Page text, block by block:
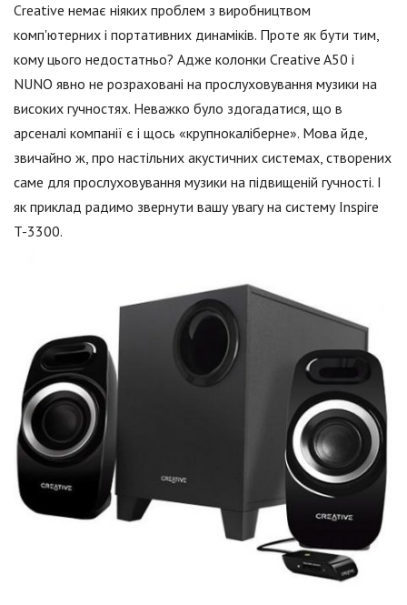
Creative немає ніяких проблем з виробництвом
комп'ютерних і портативних динаміків. Проте як бути тим,
кому цього недостатньо? Адже колонки Creative A50 і
NUNO явно не розраховані на прослуховування музики на
високих гучностях. Неважко було здогадатися, що в
арсеналі компанії є і щось «крупнокаліберне». Мова йде,
звичайно ж, про настільних акустичних системах, створених
саме для прослуховування музики на підвищеній гучності. І
як приклад радимо звернути вашу увагу на систему Inspire
T-3300.